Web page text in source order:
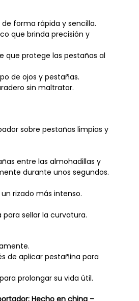
de forma rápida y sencilla.
que brinda precisión y
que protege las pestañas al
de ojos y pestañas.
sin maltratar.
sobre pestañas limpias y
entre las almohadillas y
durante unos segundos.
rizado más intenso.
para sellar la curvatura.
de aplicar pestañina para
prolongar su vida útil.